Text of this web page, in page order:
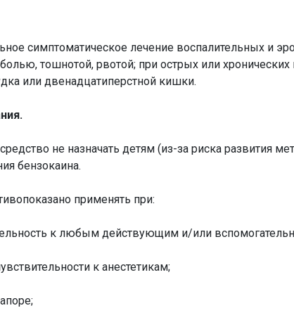
симптоматическое лечение воспалительных и
тошнотой, рвотой; при острых или
или двенадцатиперстной кишки.
не назначать детям (из-за риска
бензокаина.
применять при:
к любым действующим и/или
к анестетикам;